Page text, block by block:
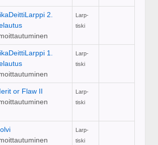
2.
Larp-
tiski
1.
Larp-
tiski
or Flaw II
Larp-
tiski
Larp-
tiski